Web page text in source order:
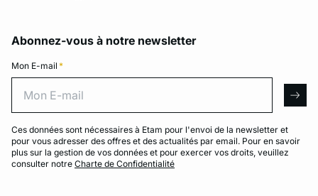
Abonnez-vous à notre newsletter
Mon E-mail *
Ces données sont nécessaires à Etam pour l'envoi de la newsletter et
pour vous adresser des offres et des actualités par email. Pour en savoir
plus sur la gestion de vos données et pour exercer vos droits, veuillez
consulter notre Charte de Confidentialité